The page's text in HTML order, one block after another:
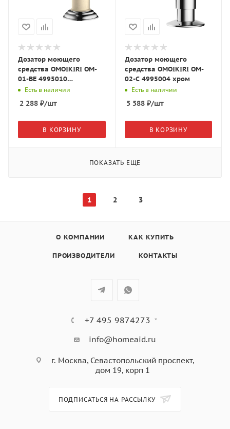
Дозатор моющего
средства OMOIKIRI OM-
01-BE 4995010
ванильный
Есть в наличии
2 288 ₽/шт
В КОРЗИНУ
Дозатор моющего
средства OMOIKIRI OM-
02-C 4995004 хром
Есть в наличии
5 588₽/шт
В КОРЗИНУ
ПОКАЗАТЬ ЕЩЕ
1 2 3
О КОМПАНИИ КАК КУПИТЬ
ПРОИЗВОДИТЕЛИ КОНТАКТЫ
+7 495 9874273
info@homeaid.ru
г. Москва, Севастопольский проспект,
дом 19, корп 1
ПОДПИСАТЬСЯ НА РАССЫЛКУ